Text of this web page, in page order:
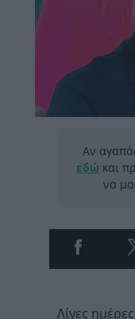
Αν
εδώ και
να
Λίγες